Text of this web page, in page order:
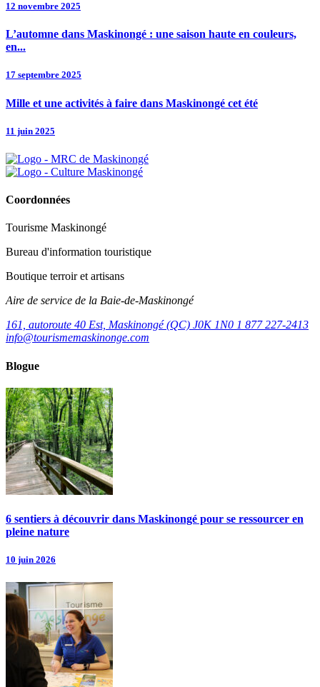
12 novembre 2025
L’automne dans Maskinongé : une saison haute en couleurs,
en...
17 septembre 2025
Mille et une activités à faire dans Maskinongé cet été
11 juin 2025
Coordonnées
Tourisme Maskinongé
Bureau d'information touristique
Boutique terroir et artisans
Aire de service de la Baie-de-Maskinongé
161, autoroute 40 Est, Maskinongé (QC) J0K 1N0 1 877 227-2413
info@tourismemaskinonge.com
Blogue
6 sentiers à découvrir dans Maskinongé pour se ressourcer en
pleine nature
10 juin 2026